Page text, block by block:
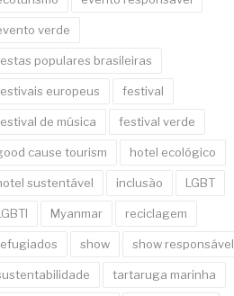
verde
populares brasileiras
europeus festival
de música festival verde
cause tourism hotel ecológico
sustentável inclusão LGBT
Myanmar reciclagem
show show responsável
tartaruga marinha